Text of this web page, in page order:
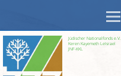
Jüdischer Nationalfonds e.V.
Keren Kayemeth LeIsrael
JNF-KKL